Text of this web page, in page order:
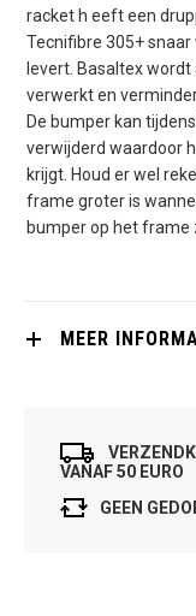
racket h eeft een
Tecnifibre 305+
levert. Basaltex
verwerkt en
De bumper kan
verwijderd waardoor
krijgt. Houd er wel
frame groter is
bumper op het frame
MEER
VANAF 50 EURO
GEEN